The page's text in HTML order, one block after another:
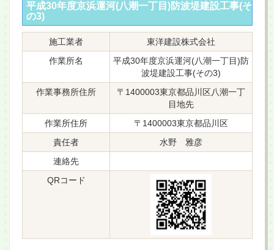
平成30年度京浜運河(八潮一丁目)防波堤建設工事(そ
の3)
施工業者
東洋建設株式会社
作業所名
平成30年度京浜運河(八潮一丁目)防
波堤建設工事(その3)
作業事務所住所
〒1400003東京都品川区八潮一丁
目地先
作業所住所
〒1400003東京都品川区
責任者
水野 雅彦
連絡先
QRコード